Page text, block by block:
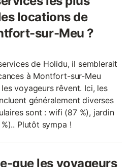
locations de
sur-Meu ?
de Holidu, il semblerait
à Montfort-sur-Meu
voyageurs rêvent. Ici, les
généralement diverses
sont : wifi (87 %), jardin
Plutôt sympa !
que les voyageurs